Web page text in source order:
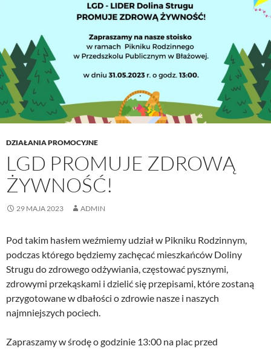
DZIAŁANIA PROMOCYJNE
LGD PROMUJE ZDROWĄ
ŻYWNOŚĆ!
29 MAJA 2023 ADMIN
Pod takim hasłem weźmiemy udział w Pikniku Rodzinnym,
podczas którego będziemy zachęcać mieszkańców Doliny
Strugu do zdrowego odżywiania, częstować pysznymi,
zdrowymi przekąskami i dzielić się przepisami, które zostaną
przygotowane w dbałości o zdrowie nasze i naszych
najmniejszych pociech.
Zapraszamy w środę o godzinie 13:00 na plac przed